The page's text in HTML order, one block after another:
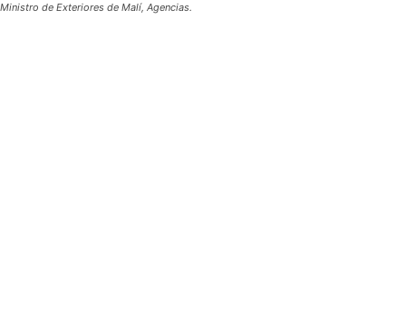
Ministro de Exteriores de Malí, Agencias.